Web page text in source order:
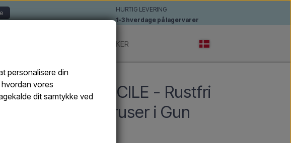
HURTIG LEVERING
1-3 hverdage på lagervarer
MÆRKER
i Gun metal
CANNA FUCILE - Rustfri
med håndbruser i Gun
personalisere din
vores
dit samtykke ved